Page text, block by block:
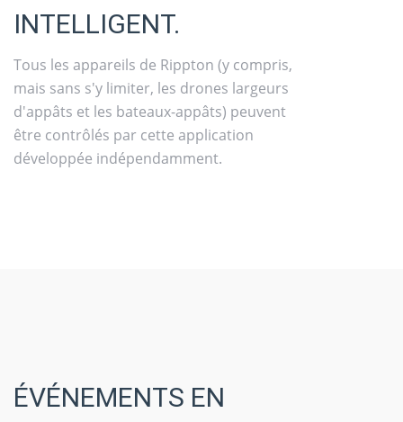
INTELLIGENT.
Tous les appareils de Rippton (y compris,
mais sans s'y limiter, les drones largeurs
d'appâts et les bateaux-appâts) peuvent
être contrôlés par cette application
développée indépendamment.
ÉVÉNEMENTS EN